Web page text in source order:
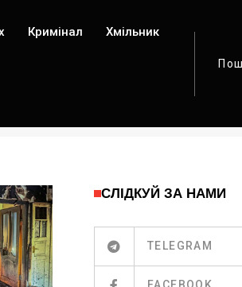
Кримінал Хмільник
СЛІДКУЙ ЗА НАМИ
TELEGRAM